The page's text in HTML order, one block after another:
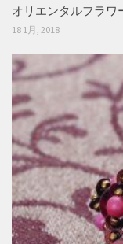
オリエンタルフラワ
18 1月, 2018